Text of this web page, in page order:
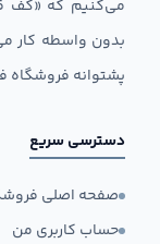
می‌کنیم که «کف
بدون واسطه کار
پشتوانه فروشگاه
دسترسی سریع
صفحه اصلی
حساب کاربری من